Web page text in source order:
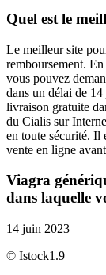
Quel est le
Le meilleur site
remboursement.
vous pouvez
dans un délai de
livraison gratuite
du Cialis sur
en toute sécurité. Il
vente en ligne
Viagra
dans laquelle
14 juin 2023
© Istock1.9